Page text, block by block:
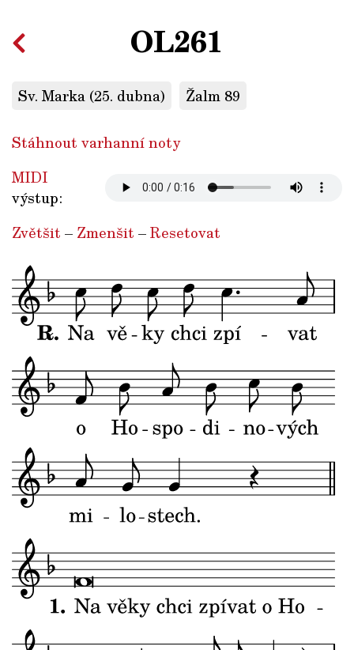
OL261
Sv. Marka (25. dubna) Žalm 89
Stáhnout varhanní noty
MIDI
výstup:
Zvětšit – Zmenšit –Resetovat